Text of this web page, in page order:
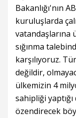
Bakanlığı'nın
kuruluşlarda
vatandaşlarına
sığınma
karşılıyoruz.
değildir,
ülkemizin 4
sahipliği
özendirecek